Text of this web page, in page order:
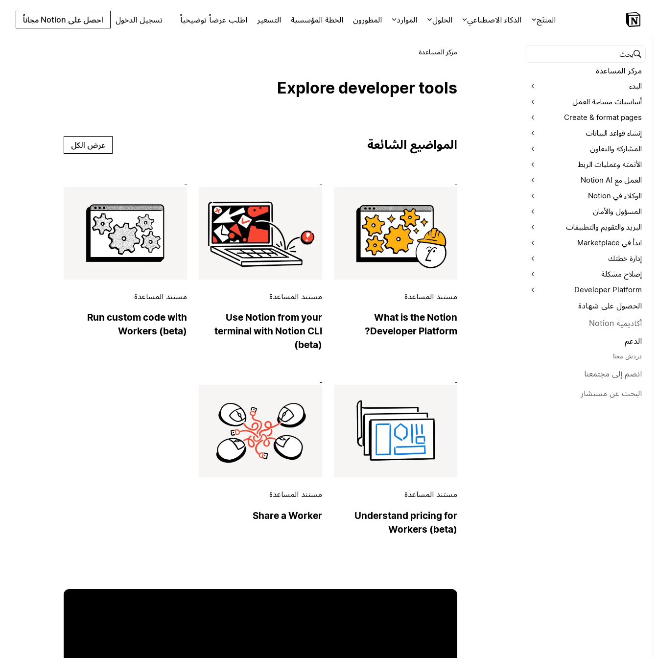
المنتَج الذكاء الاصطناعي الحلول الموارد المطورون الخطة المؤسسية التسعير اطلب عرضاً توضيحياً تسجيل الدخول احصل على Notion مجاناً
البحث في مركز المساعدة
مركز المساعدة
البدء
أساسيات مساحة العمل
Create & format pages
إنشاء قواعد البيانات
المشاركة والتعاون
الأتمتة وعمليات الربط
العمل مع Notion AI
الوكلاء في Notion
المسؤول والأمان
البريد والتقويم والتطبيقات
ابدأ في Marketplace
إدارة خطتك
إصلاح مشكلة
Developer Platform
الحصول على شهادة
أكاديمية Notion
الدعم
دردش معنا
انضم إلى مجتمعنا
البحث عن مستشار
مركز المساعدة
Explore developer tools
المواضيع الشائعة عرض الكل
مستند المساعدة
What is the Notion
Developer Platform?
مستند المساعدة
Use Notion from your
terminal with Notion CLI
(beta)
مستند المساعدة
Run custom code with
Workers (beta)
مستند المساعدة
Understand pricing for
Workers (beta)
مستند المساعدة
Share a Worker